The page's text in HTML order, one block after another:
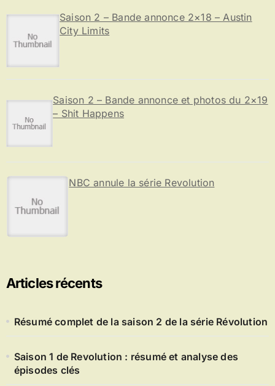
Saison 2 – Bande annonce 2×18 – Austin
City Limits
Saison 2 – Bande annonce et photos du 2×19
– Shit Happens
NBC annule la série Revolution
Articles récents
Résumé complet de la saison 2 de la série Révolution
Saison 1 de Revolution : résumé et analyse des
épisodes clés